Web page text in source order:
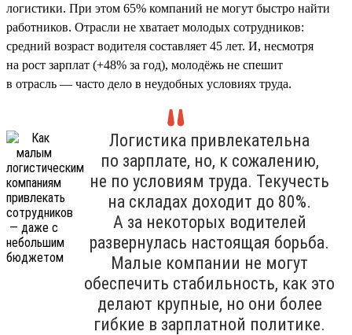
логистики. При этом 65% компаний не могут быстро найти
работников. Отрасли не хватает молодых сотрудников:
средний возраст водителя составляет 45 лет. И, несмотря
на рост зарплат (+48% за год), молодёжь не спешит
в отрасль — часто дело в неудобных условиях труда.
Логистика привлекательна
по зарплате, но, к сожалению,
не по условиям труда. Текучесть
на складах доходит до 80%.
А за некоторых водителей
развернулась настоящая борьба.
Малые компании не могут
обеспечить стабильность, как это
делают крупные, но они более
гибкие в зарплатной политике.